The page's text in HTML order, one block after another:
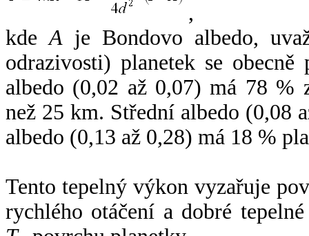
,
kdeA je Bondovo albedo,
odrazivosti) planetek se
albedo (0,02 až 0,07) má 78 %
než 25 km. Střední albedo (0,08
albedo (0,13 až 0,28) má 18 %
Tento tepelný výkon vyzařuje
rychlého otáčení a dobré